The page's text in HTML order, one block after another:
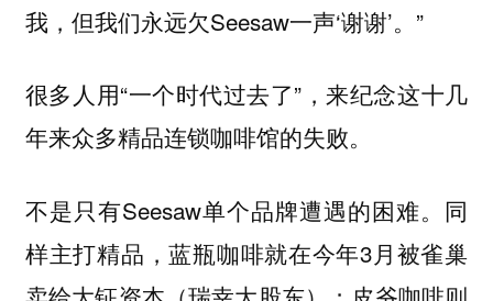
我，但我们永远欠Seesaw一声‘谢谢’。”
很多人用“一个时代过去了”，来纪念这十几
年来众多精品连锁咖啡馆的失败。
不是只有Seesaw单个品牌遭遇的困难。同
样主打精品，蓝瓶咖啡就在今年3月被雀巢